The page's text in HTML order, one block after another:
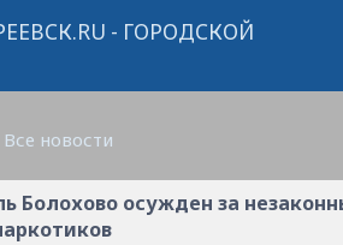
- ГОРОДСКОЙ
Все новости
Болохово осужден за